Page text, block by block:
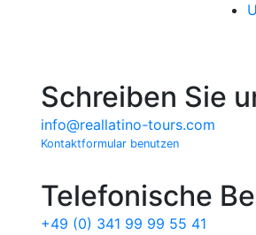
Schreiben Sie
info@reallatino-tours.com
Kontaktformular benutzen
Telefonische
+49 (0) 341 99 99 55 41